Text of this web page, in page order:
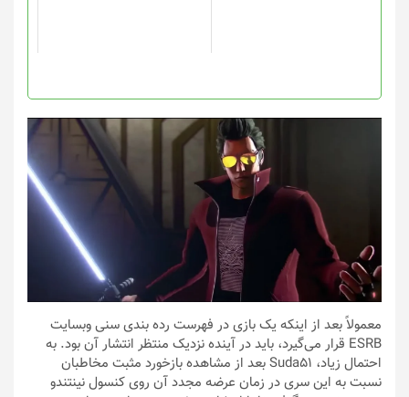
محصول
انتخاب
شوند
معمولاً بعد از اینکه یک بازی در فهرست رده بندی سنی وبسایت
ESRB قرار می‌گیرد، باید در آینده نزدیک منتظر انتشار آن بود. به
احتمال زیاد، Suda51 بعد از مشاهده بازخورد مثبت مخاطبان
نسبت به این سری در زمان عرضه مجدد آن روی کنسول نینتندو